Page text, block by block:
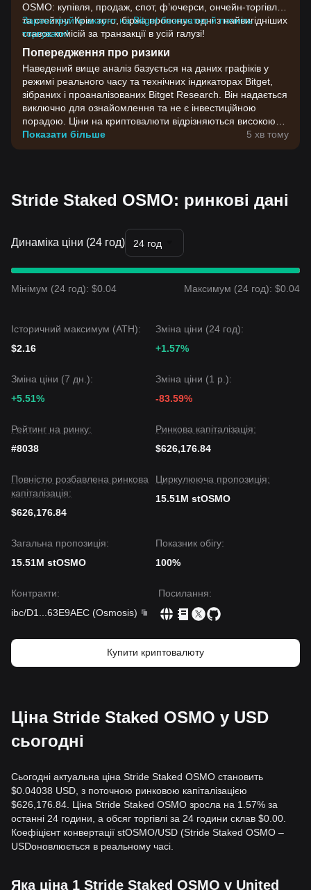
OSMO: купівля, продаж, спот, ф’ючерси, ончейн-торгівля
та стейкінг. Крім того, біржа пропонує одні з найвигідніших
ставок комісій за транзакції в усій галузі!
Зареєструйте акаунт на Bitget безплатно й почніть
торгувати!
Попередження про ризики
Наведений вище аналіз базується на даних графіків у
режимі реального часу та технічних індикаторах Bitget,
зібраних і проаналізованих Bitget Research. Він надається
виключно для ознайомлення та не є інвестиційною
порадою. Ціни на криптовалюти відрізняються високою
волатильністю. Приймайте інвестиційні рішення,
враховуючи власну готовність до ризику.
Показати більше 5 хв тому
Stride Staked OSMO: ринкові дані
Динаміка ціни (24 год) 24 год
Мінімум (24 год): $0.04 Максимум (24 год): $0.04
Історичний максимум (ATH):
$2.16
Зміна ціни (24 год):
+1.57%
Зміна ціни (7 дн.):
+5.51%
Зміна ціни (1 р.):
-83.59%
Рейтинг на ринку:
#8038
Ринкова капіталізація:
$626,176.84
Повністю розбавлена ринкова
капіталізація:
$626,176.84
Циркулююча пропозиція:
15.51M stOSMO
Загальна пропозиція:
15.51M stOSMO
Показник обігу:
100%
Контракти:
ibc/D1
63E9AEC (Osmosis)
Посилання:
Купити криптовалюту
Ціна Stride Staked OSMO у USD
сьогодні
Сьогодні актуальна ціна Stride Staked OSMO становить
$0.04038 USD, з поточною ринковою капіталізацією
$626,176.84. Ціна Stride Staked OSMO зросла на 1.57% за
останні 24 години, а обсяг торгівлі за 24 години склав $0.00.
Коефіцієнт конвертації stOSMO/USD (Stride Staked OSMO –
USDоновлюється в реальному часі.
Яка ціна 1 Stride Staked OSMO у United